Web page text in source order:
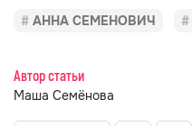
АННА СЕМЕНОВИЧ
Автор статьи
Маша Семёнова